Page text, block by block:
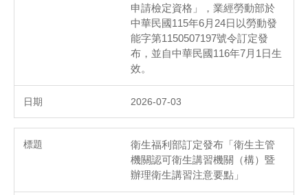
申請檢定資格」，業經勞動部於
中華民國115年6月24日以勞動發
能字第1150507197號令訂定發
布，並自中華民國116年7月1日生
效。
2026-07-03
衛生福利部訂定發布「衛生主管
機關認可衛生講習機關（構）暨
辦理衛生講習注意要點」